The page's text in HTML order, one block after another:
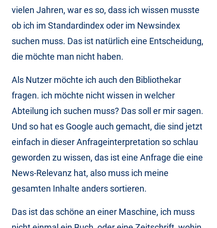
vielen Jahren, war es so, dass ich wissen musste
ob ich im Standardindex oder im Newsindex
suchen muss. Das ist natürlich eine Entscheidung,
die möchte man nicht haben.
Als Nutzer möchte ich auch den Bibliothekar
fragen. ich möchte nicht wissen in welcher
Abteilung ich suchen muss? Das soll er mir sagen.
Und so hat es Google auch gemacht, die sind jetzt
einfach in dieser Anfrageinterpretation so schlau
geworden zu wissen, das ist eine Anfrage die eine
News-Relevanz hat, also muss ich meine
gesamten Inhalte anders sortieren.
Das ist das schöne an einer Maschine, ich muss